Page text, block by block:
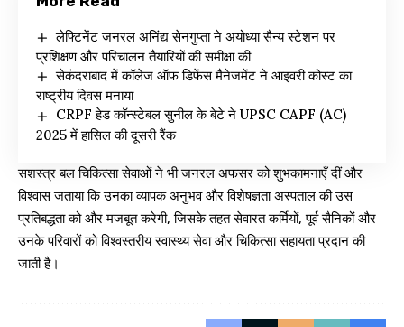
लेफ्टिनेंट जनरल अनिंद्य सेनगुप्ता ने अयोध्या सैन्य स्टेशन पर
प्रशिक्षण और परिचालन तैयारियों की समीक्षा की
सेकंदराबाद में कॉलेज ऑफ डिफेंस मैनेजमेंट ने आइवरी कोस्ट का
राष्ट्रीय दिवस मनाया
CRPF हेड कॉन्स्टेबल सुनील के बेटे ने UPSC CAPF (AC)
2025 में हासिल की दूसरी रैंक
सशस्त्र बल चिकित्सा सेवाओं ने भी जनरल अफसर को शुभकामनाएँ दीं और
विश्वास जताया कि उनका व्यापक अनुभव और विशेषज्ञता अस्पताल की उस
प्रतिबद्धता को और मजबूत करेगी, जिसके तहत सेवारत कर्मियों, पूर्व सैनिकों और
उनके परिवारों को विश्वस्तरीय स्वास्थ्य सेवा और चिकित्सा सहायता प्रदान की
जाती है।